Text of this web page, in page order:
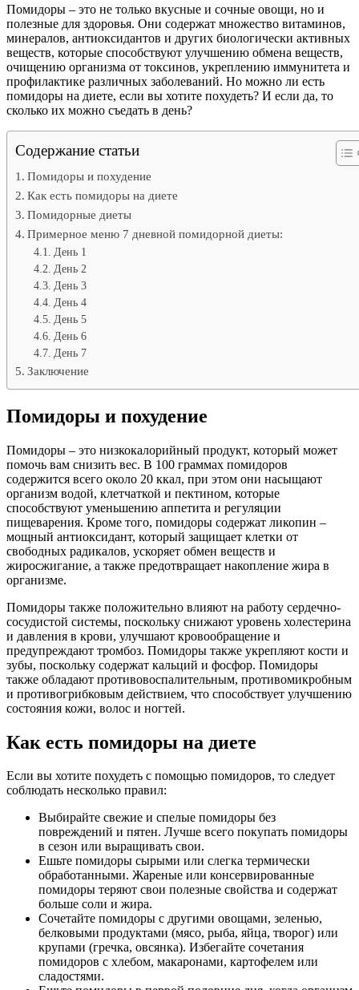
Помидоры – это не только вкусные и сочные овощи, но и
полезные для здоровья. Они содержат множество витаминов,
минералов, антиоксидантов и других биологически активных
веществ, которые способствуют улучшению обмена веществ,
очищению организма от токсинов, укреплению иммунитета и
профилактике различных заболеваний. Но можно ли есть
помидоры на диете, если вы хотите похудеть? И если да, то
сколько их можно съедать в день?
Содержание статьи
Помидоры и похудение
Как есть помидоры на диете
Помидорные диеты
Примерное меню 7 дневной помидорной диеты:
День 1
День 2
День 3
День 4
День 5
День 6
День 7
Заключение
Помидоры и похудение
Помидоры – это низкокалорийный продукт, который может
помочь вам снизить вес. В 100 граммах помидоров
содержится всего около 20 ккал, при этом они насыщают
организм водой, клетчаткой и пектином, которые
способствуют уменьшению аппетита и регуляции
пищеварения. Кроме того, помидоры содержат ликопин –
мощный антиоксидант, который защищает клетки от
свободных радикалов, ускоряет обмен веществ и
жиросжигание, а также предотвращает накопление жира в
организме.
Помидоры также положительно влияют на работу сердечно-
сосудистой системы, поскольку снижают уровень холестерина
и давления в крови, улучшают кровообращение и
предупреждают тромбоз. Помидоры также укрепляют кости и
зубы, поскольку содержат кальций и фосфор. Помидоры
также обладают противовоспалительным, противомикробным
и противогрибковым действием, что способствует улучшению
состояния кожи, волос и ногтей.
Как есть помидоры на диете
Если вы хотите похудеть с помощью помидоров, то следует
соблюдать несколько правил:
Выбирайте свежие и спелые помидоры без
повреждений и пятен. Лучше всего покупать помидоры
в сезон или выращивать свои.
Ешьте помидоры сырыми или слегка термически
обработанными. Жареные или консервированные
помидоры теряют свои полезные свойства и содержат
больше соли и жира.
Сочетайте помидоры с другими овощами, зеленью,
белковыми продуктами (мясо, рыба, яйца, творог) или
крупами (гречка, овсянка). Избегайте сочетания
помидоров с хлебом, макаронами, картофелем или
сладостями.